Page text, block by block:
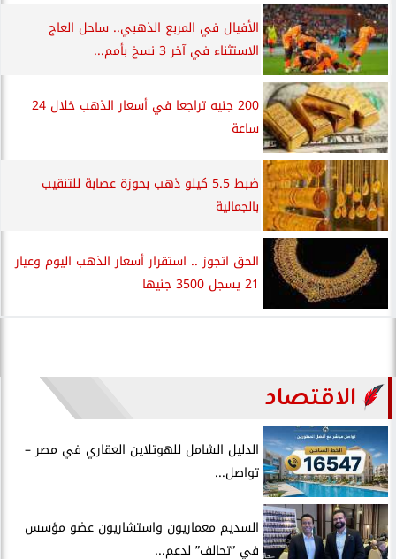
الأفيال في المربع الذهبي.. ساحل العاج
الاستثناء في آخر 3 نسخ بأمم...
200 جنيه تراجعا في أسعار الذهب خلال 24
ساعة
ضبط 5.5 كيلو ذهب بحوزة عصابة للتنقيب
بالجمالية
الحق اتجوز .. استقرار أسعار الذهب اليوم وعيار
21 يسجل 3500 جنيها
الاقتصاد
الدليل الشامل للهوتلاين العقاري في مصر –
تواصل...
السديم معماريون واستشاريون عضو مؤسس
في ”تحالف” لدعم...